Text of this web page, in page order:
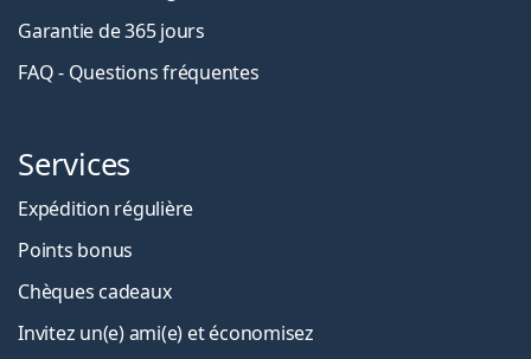
Garantie de 365 jours
FAQ - Questions fréquentes
Services
Expédition régulière
Points bonus
Chèques cadeaux
Invitez un(e) ami(e) et économisez